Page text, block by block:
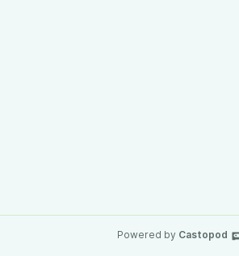
Powered by Castopod